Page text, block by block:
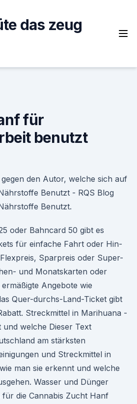
das zeug
für
benutzt
den Autor, welche sich auf
Benutzt - RQS Blog
Benutzt.
oder Bahncard 50 gibt es
für einfache Fahrt oder Hin-
Sparpreis oder Super-
und Monatskarten oder
Angebote wie
Quer-durchs-Land-Ticket gibt
Streckmittel in Marihuana -
und welche Dieser Text
am stärksten
und Streckmittel in
man sie erkennt und welche
Wasser und Dünger
die Cannabis Zucht Hanf